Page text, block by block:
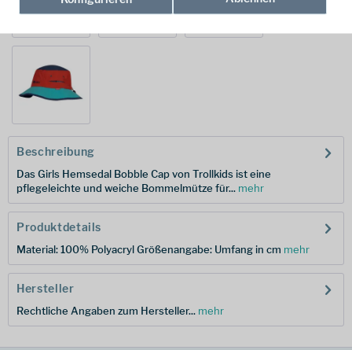
Beschreibung
Das Girls Hemsedal Bobble Cap von Trollkids ist eine
pflegeleichte und weiche Bommelmütze für... mehr
Produktdetails
Material: 100% Polyacryl Größenangabe: Umfang in cm mehr
Hersteller
Rechtliche Angaben zum Hersteller... mehr